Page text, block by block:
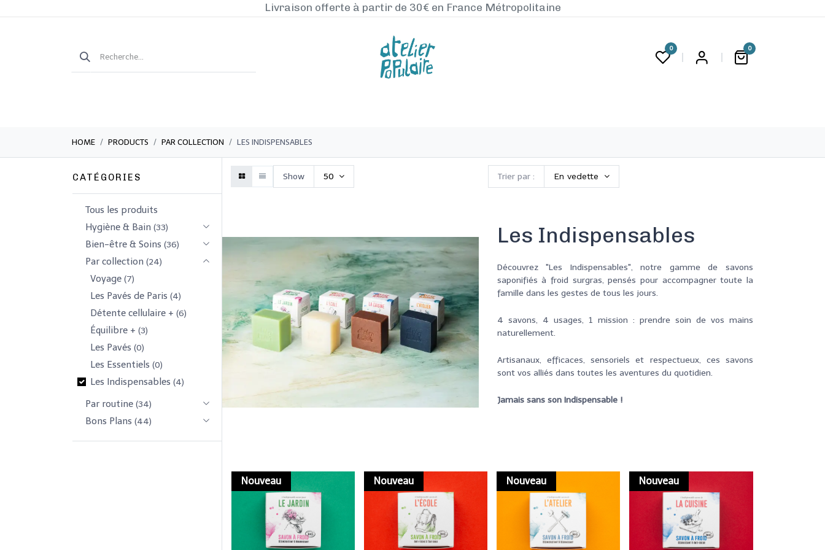
Livraison offerte à partir de 30€ en France Métropolitaine
0 0
HOME PRODUCTS PAR COLLECTION LES INDISPENSABLES
CATÉGORIES
Tous les produits
​Hygiène & Bain (33)
​​​Bien-être & Soins (36)
Par collection (24)
Voyage (7)
Les Pavés de Paris (4)
Détente cellulaire + (6)
Équilibre + (3)
Les Pavés (0)
Les Essentiels (0)
Les Indispensables (4)
Par routine (34)
Bons Plans (44)
Trier par : En vedette
Show 50
Les Indispensables
Découvrez "Les Indispensables", notre gamme de savons
saponifiés à froid surgras, pensés pour accompagner toute la
famille dans les gestes de tous les jours.
4 savons, 4 usages, 1 mission : prendre soin de vos mains
naturellement.
Artisanaux, efficaces, sensoriels et respectueux, ces savons
sont vos alliés dans toutes les aventures du quotidien.
Jamais sans son Indispensable !
Nouveau Nouveau Nouveau Nouveau